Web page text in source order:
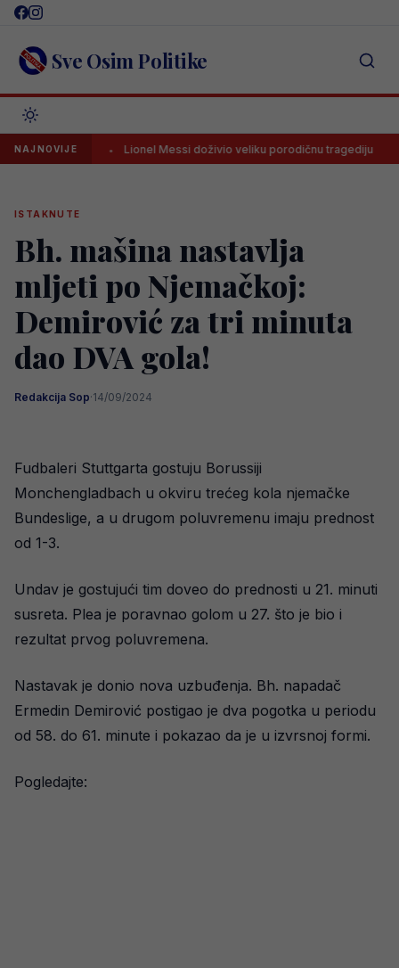
Skip
content Sve Osim Politike
NAJNOVIJELionel Messi doživio veliku porodičnu tragediju
ISTAKNUTE
Bh. mašina nastavlja
mljeti po Njemačkoj:
Demirović za tri minuta
dao DVA gola!
Redakcija Sop·14/09/2024
Fudbaleri Stuttgarta gostuju Borussiji
Monchengladbach u okviru trećeg kola njemačke
Bundeslige, a u drugom poluvremenu imaju prednost
od 1-3.
Undav je gostujući tim doveo do prednosti u 21. minuti
susreta. Plea je poravnao golom u 27. što je bio i
rezultat prvog poluvremena.
Nastavak je donio nova uzbuđenja. Bh. napadač
Ermedin Demirović postigao je dva pogotka u periodu
od 58. do 61. minute i pokazao da je u izvrsnoj formi.
Pogledajte: